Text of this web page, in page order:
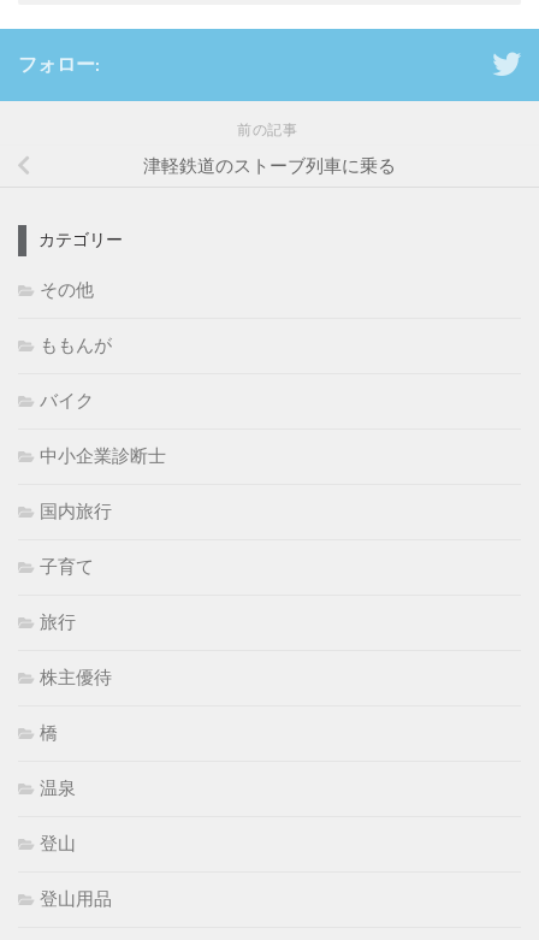
フォロー:
前の記事
津軽鉄道のストーブ列車に乗る
カテゴリー
その他
ももんが
バイク
中小企業診断士
国内旅行
子育て
旅行
株主優待
橋
温泉
登山
登山用品